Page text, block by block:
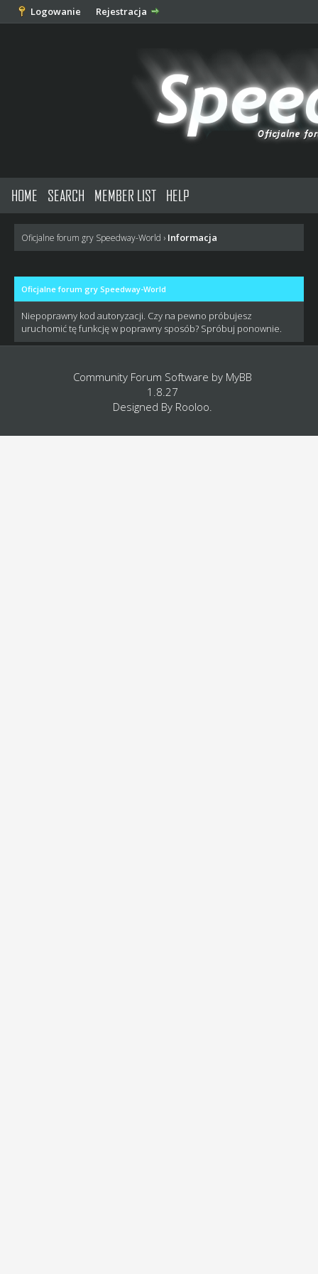
Logowanie Rejestracja
HOME SEARCH MEMBER LIST HELP
Oficjalne forum gry Speedway-World › Informacja
Oficjalne forum gry Speedway-World
Niepoprawny kod autoryzacji. Czy na pewno próbujesz
uruchomić tę funkcję w poprawny sposób? Spróbuj ponownie.
Community Forum Software by MyBB
1.8.27
Designed By Rooloo.